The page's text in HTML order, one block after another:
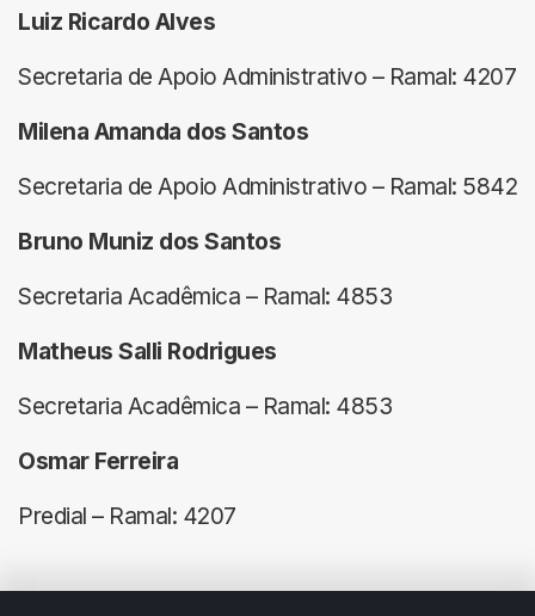
Luiz Ricardo Alves
Secretaria de Apoio Administrativo – Ramal: 4207
Milena Amanda dos Santos
Secretaria de Apoio Administrativo – Ramal: 5842
Bruno Muniz dos Santos
Secretaria Acadêmica – Ramal: 4853
Matheus Salli Rodrigues
Secretaria Acadêmica – Ramal: 4853
Osmar Ferreira
Predial – Ramal: 4207